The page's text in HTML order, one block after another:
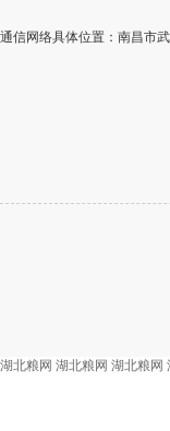
通信网络具体位置：南昌市
湖北粮网 湖北粮网 湖北粮网